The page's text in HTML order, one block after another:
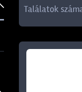
Találatok